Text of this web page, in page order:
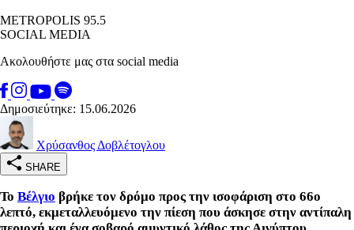
METROPOLIS 95.5
SOCIAL MEDIA
Ακολουθήστε μας στα social media
Δημοσιεύτηκε: 15.06.2026
Χρύσανθος Δοβλέτογλου
SHARE
Το Βέλγιο βρήκε τον δρόμο προς την ισοφάριση στο 66ο
λεπτό, εκμεταλλευόμενο την πίεση που άσκησε στην αντίπαλη